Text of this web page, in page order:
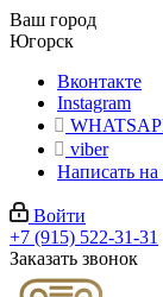
Ваш город
Югорск
Вконтакте
Instagram
viber
Написать на
Войти
+7 (915) 522-31-31
Заказать звонок